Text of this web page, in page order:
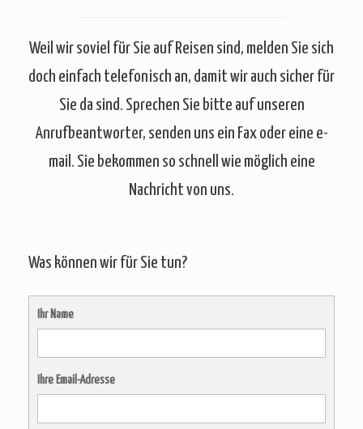
Weil wir soviel für Sie auf Reisen sind, melden Sie sich
doch einfach telefonisch an, damit wir auch sicher für
Sie da sind. Sprechen Sie bitte auf unseren
Anrufbeantworter, senden uns ein Fax oder eine e-
mail. Sie bekommen so schnell wie möglich eine
Nachricht von uns.
Was können wir für Sie tun?
Ihr Name
Ihre Email-Adresse